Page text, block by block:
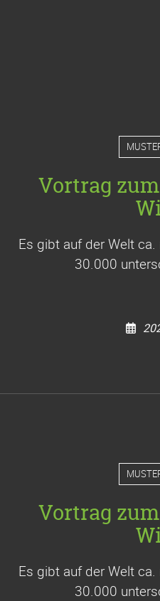
Vortrag
Es gibt auf der Welt
30.000
Vortrag
Es gibt auf der Welt
30.000